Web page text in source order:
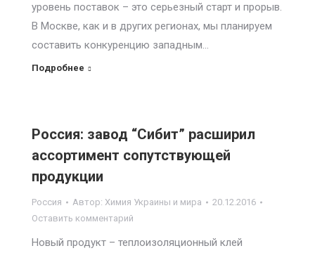
уровень поставок – это серьезный старт и прорыв.
В Москве, как и в других регионах, мы планируем
составить конкуренцию западным…
Подробнее
Россия: завод “Сибит” расширил
ассортимент сопутствующей
продукции
Россия Автор: Химия Украины и мира
20.12.2016
Оставить комментарий
Новый продукт – теплоизоляционный клей